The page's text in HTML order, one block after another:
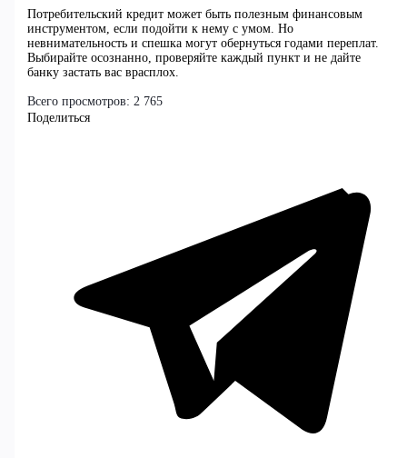
Потребительский кредит может быть полезным финансовым
инструментом, если подойти к нему с умом. Но
невнимательность и спешка могут обернуться годами переплат.
Выбирайте осознанно, проверяйте каждый пункт и не дайте
банку застать вас врасплох.
Всего просмотров: 2 765
Поделиться